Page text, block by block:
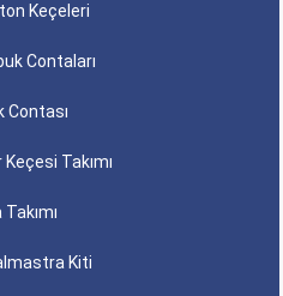
Keçeleri
Contaları
Contası
Takımı
Takımı
Kiti